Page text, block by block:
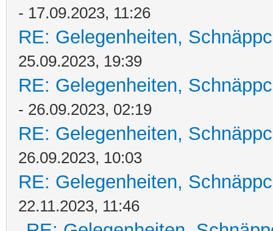
- 17.09.2023, 11:26
RE: Gelegenheiten,
25.09.2023, 19:39
RE: Gelegenheiten,
- 26.09.2023, 02:19
RE: Gelegenheiten,
26.09.2023, 10:03
RE: Gelegenheiten,
22.11.2023, 11:46